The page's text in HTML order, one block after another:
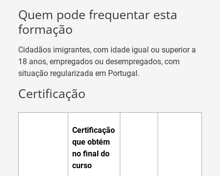
Quem pode frequentar esta
formação
Cidadãos imigrantes, com idade igual ou superior a
18 anos, empregados ou desempregados, com
situação regularizada em Portugal.
Certificação
Certificação
que obtém
no final do
curso